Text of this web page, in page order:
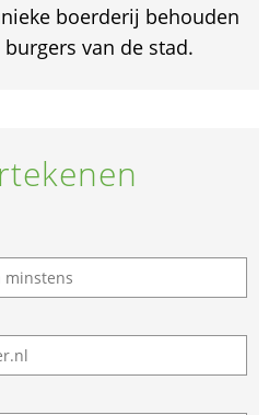
boerderij behouden
van de stad.